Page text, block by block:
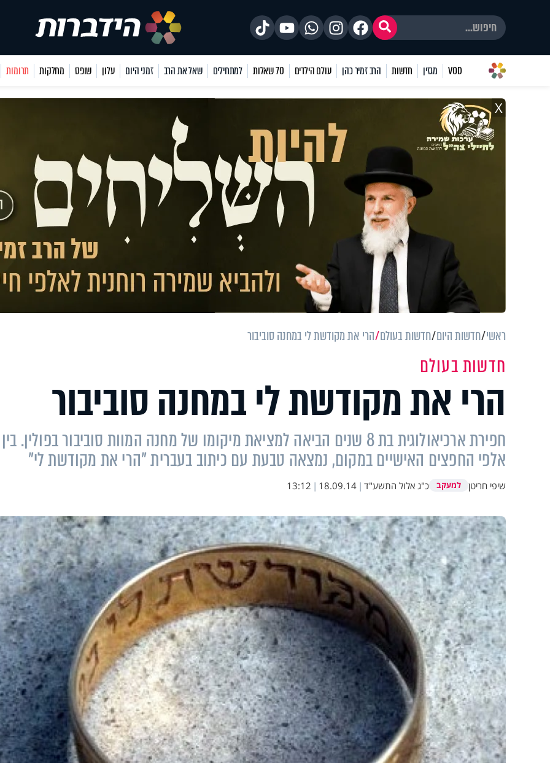
VOD מגזין חדשות הרב זמיר כהן עולם הילדים 70 שאלות למתחילים שאל את הרב זמני היום עלון שופס מחלקות תרומות
X
ראשי חדשות היום חדשות בעולם הרי את מקודשת לי במחנה סוביבור
חדשות בעולם
הרי את מקודשת לי במחנה סוביבור
חפירת ארכיאולוגית בת 8 שנים הביאה למציאת מיקומו של מחנה המוות סוביבור בפולין. בין
אלפי החפצים האישיים במקום, נמצאה טבעת עם כיתוב בעברית "הרי את מקודשת לי"
שיפי חריטן למעקב כ"ג אלול התשע"ד |
18.09.14
|
13:12